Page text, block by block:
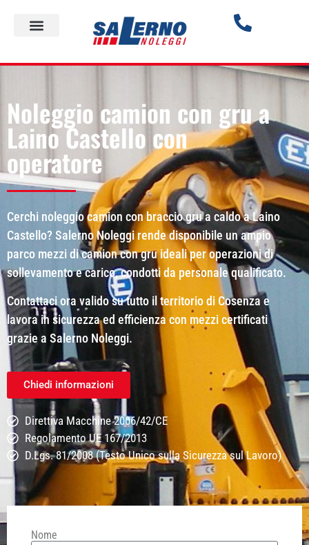
Noleggio camion con gru a
Laino Castello con
operatore
Cerchi noleggio camion con braccio gru a caldo a Laino
Castello? Salerno Noleggi rende disponibile un ampio
parco mezzi di camion con gru ideali per operazioni di
sollevamento e carico, condotti da personale qualificato.
Contattaci ora valido su tutto il territorio di Cosenza e
lavora in sicurezza ed efficienza con mezzi certificati
grazie a Salerno Noleggi.
Chiedi informazioni
Direttiva Macchine 2006/42/CE
Regolamento UE 167/2013
D.Lgs. 81/2008 (Testo Unico sulla Sicurezza sul Lavoro)
Nome